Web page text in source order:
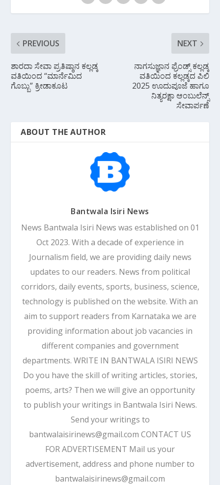
k p
PREVIOUS
ಶಾರದಾ ಸೇವಾ ಪ್ರತಿಷ್ಠಾನ ಕಲ್ಲಡ್ಕ
ವತಿಯಿಂದ “ಮಾರ್ನೆಮಿದ
ಗೊಬ್ಬು” ಕ್ರೀಡಾಕೂಟ
NEXT
ನಾಗಸುಜ್ಞಾನ ಫ್ರೆಂಡ್ಸ್ ಕಲ್ಲಡ್ಕ
ವತಿಯಿಂದ ಕಲ್ಲಡ್ಕದ ಪಿಲಿ
2025 ಊದುಪೂಜೆ ಹಾಗೂ
ನಿತ್ಯರಕ್ಷಾ ಆಂಬುಲೆನ್ಸ್
ಸೇವಾರ್ಪಣೆ
ABOUT THE AUTHOR
Bantwala Isiri News
News Bantwala Isiri News was established on 01
Oct 2023. With a decade of experience in
Journalism field, we are providing daily news
updates to our readers. News from political
corridors, daily events, sports, business, science,
technology is published on the website. With an
aim to support readers from Karnataka we are
providing information about job vacancies in
different companies and government
departments. WRITE IN BANTWALA ISIRI NEWS
Do you have the skill of writing articles, stories,
poems, arts? Then we will give an opportunity
to publish your writings in Bantwala Isiri News.
Send your writings to
bantwalaisirinews@gmail.com CONTACT US
FOR ADVERTISEMENT Mail us your
advertisement, address and phone number to
bantwalaisirinews@gmail.com